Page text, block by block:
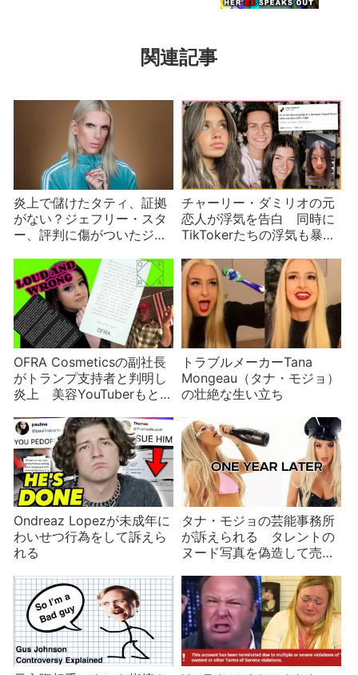
関連記事
炎上で儲けたタティ、証拠
がない？ジェフリー・スタ
ー、評判に傷がついたジェ
チャーリー・ダミリオの元
恋人が浮気を告白 同時に
TikTokerたちの浮気も暴露
OFRA Cosmeticsの副社長
がトランプ支持者と判明し
炎上 美容YouTuberもとば
を消す
トラブルメーカーTana
Mongeau（タナ・モジョ）
の壮絶な生い立ち
Ondreaz Lopezが未成年に
わいせつ行為をして訴えら
れる
タナ・モジョの芸能事務所
が訴えられる タレントの
ヌード写真を偽造して売っ